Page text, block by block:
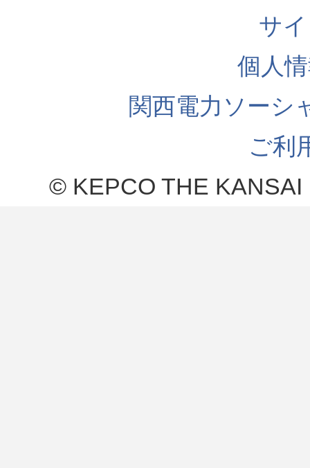
サ
個人
関西電力ソーシ
ご利
© KEPCO THE